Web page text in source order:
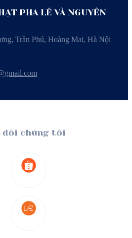
PHA LÊ VÀ NGUYÊN
Trần Phú, Hoàng Mai, Hà Nội
dõi chúng tôi